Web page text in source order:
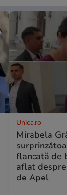
Unica.ro
Mirabela
flancată de
aflat
de Apel